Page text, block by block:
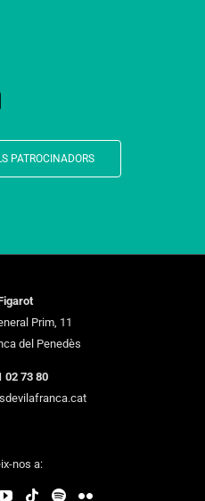
PATROCINADORS
Prim, 11
del Penedès
02 73 80
nos a: